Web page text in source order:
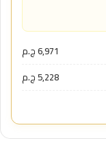
6,971 ج.م
5,228 ج.م